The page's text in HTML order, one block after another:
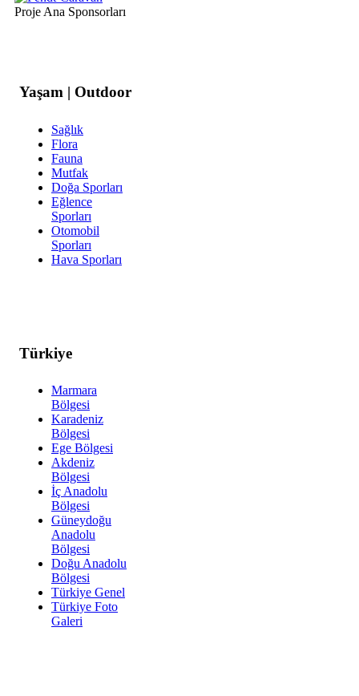
Proje Ana Sponsorları
Yaşam | Outdoor
Sağlık
Flora
Fauna
Mutfak
Doğa Sporları
Eğlence
Sporları
Otomobil
Sporları
Hava Sporları
Türkiye
Marmara
Bölgesi
Karadeniz
Bölgesi
Ege Bölgesi
Akdeniz
Bölgesi
İç Anadolu
Bölgesi
Güneydoğu
Anadolu
Bölgesi
Doğu Anadolu
Bölgesi
Türkiye Genel
Türkiye Foto
Galeri